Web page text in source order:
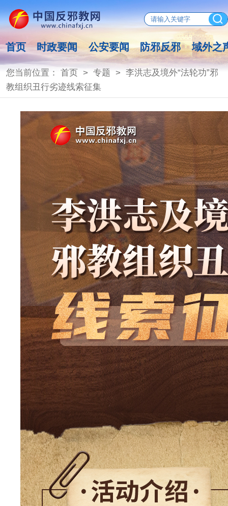
首页 时政要闻 公安要闻 防邪反邪 域外之
您当前位置： 首页> 专题 > 李洪志及境外“法轮功”邪
教组织丑行劣迹线索征集